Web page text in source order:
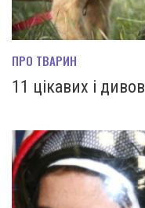
ПРО ТВАРИН
11 цікавих і